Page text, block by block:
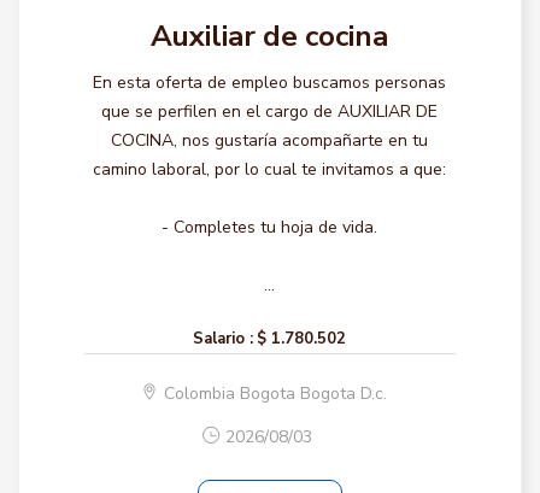
Auxiliar de cocina
En esta oferta de empleo buscamos personas
que se perfilen en el cargo de AUXILIAR DE
COCINA, nos gustaría acompañarte en tu
camino laboral, por lo cual te invitamos a que:
- Completes tu hoja de vida.
...
Salario : $ 1.780.502
Colombia Bogota Bogota D.c.
2026/08/03